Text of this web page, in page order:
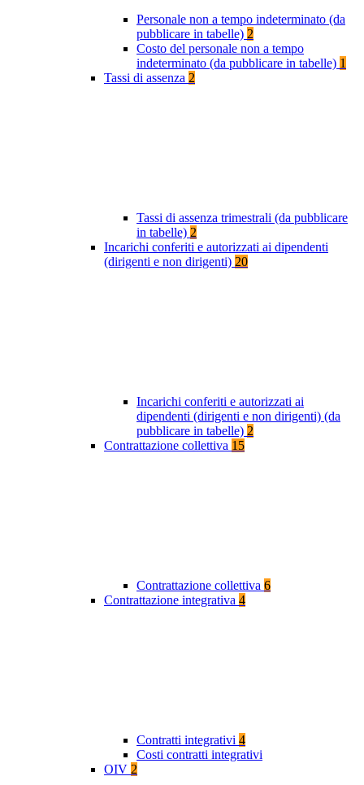
Personale non a tempo indeterminato (da
pubblicare in tabelle) 2
Costo del personale non a tempo
indeterminato (da pubblicare in tabelle) 1
Tassi di assenza 2
Tassi di assenza trimestrali (da pubblicare
in tabelle) 2
Incarichi conferiti e autorizzati ai dipendenti
(dirigenti e non dirigenti) 20
Incarichi conferiti e autorizzati ai
dipendenti (dirigenti e non dirigenti) (da
pubblicare in tabelle) 2
Contrattazione collettiva 15
Contrattazione collettiva 6
Contrattazione integrativa 4
Contratti integrativi 4
Costi contratti integrativi
OIV 2